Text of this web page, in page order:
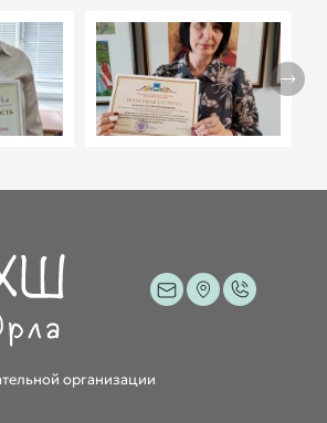
организации